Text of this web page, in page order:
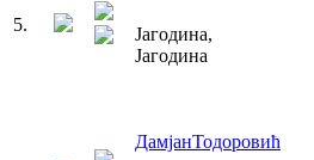
5.
Јагодина,
Јагодина
ДамјанТодоровић